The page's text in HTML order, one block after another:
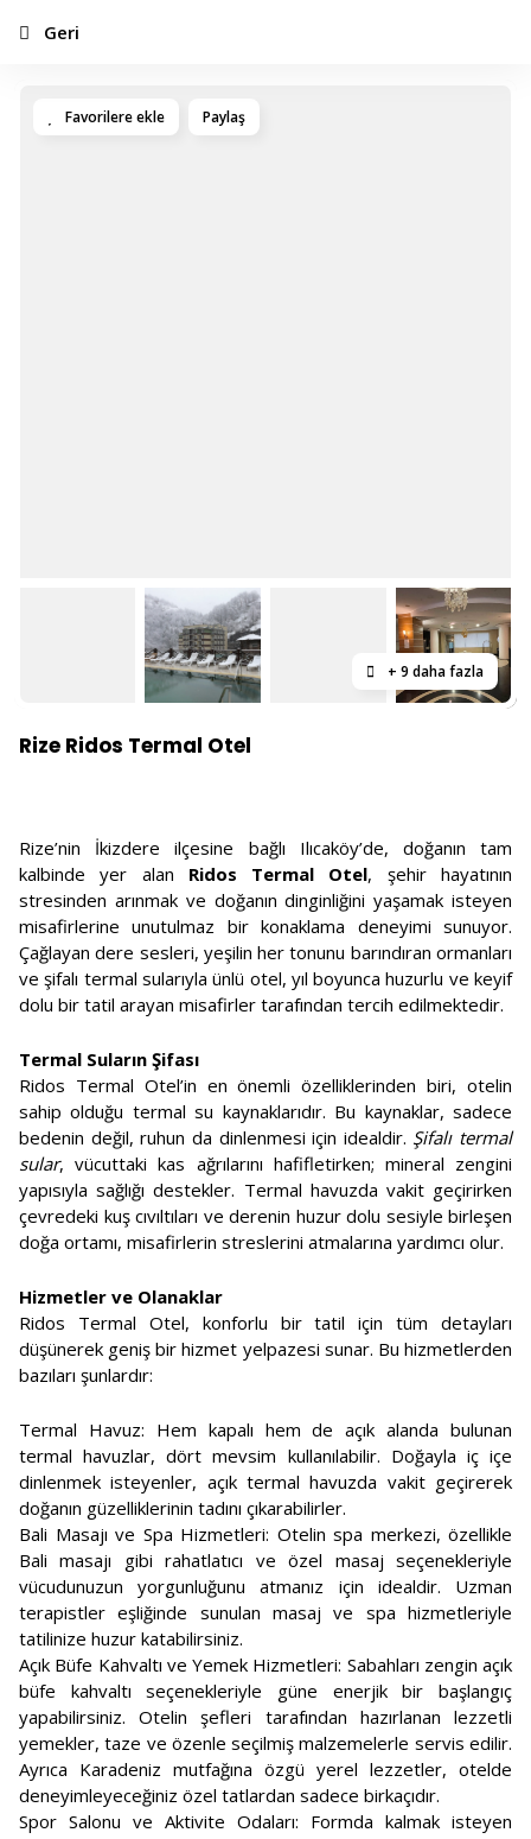
Favorilere ekle Paylaş
+ 9 daha fazla
Rize Ridos Termal Otel
Rize’nin İkizdere ilçesine bağlı Ilıcaköy’de, doğanın tam
kalbinde yer alan Ridos Termal Otel, şehir hayatının
stresinden arınmak ve doğanın dinginliğini yaşamak isteyen
misafirlerine unutulmaz bir konaklama deneyimi sunuyor.
Çağlayan dere sesleri, yeşilin her tonunu barındıran ormanları
ve şifalı termal sularıyla ünlü otel, yıl boyunca huzurlu ve keyif
dolu bir tatil arayan misafirler tarafından tercih edilmektedir.
Termal Suların Şifası
Ridos Termal Otel’in en önemli özelliklerinden biri, otelin
sahip olduğu termal su kaynaklarıdır. Bu kaynaklar, sadece
bedenin değil, ruhun da dinlenmesi için idealdir. Şifalı termal
sular, vücuttaki kas ağrılarını hafifletirken; mineral zengini
yapısıyla sağlığı destekler. Termal havuzda vakit geçirirken
çevredeki kuş cıvıltıları ve derenin huzur dolu sesiyle birleşen
doğa ortamı, misafirlerin streslerini atmalarına yardımcı olur.
Hizmetler ve Olanaklar
Ridos Termal Otel, konforlu bir tatil için tüm detayları
düşünerek geniş bir hizmet yelpazesi sunar. Bu hizmetlerden
bazıları şunlardır:
Termal Havuz: Hem kapalı hem de açık alanda bulunan
termal havuzlar, dört mevsim kullanılabilir. Doğayla iç içe
dinlenmek isteyenler, açık termal havuzda vakit geçirerek
doğanın güzelliklerinin tadını çıkarabilirler.
Bali Masajı ve Spa Hizmetleri: Otelin spa merkezi, özellikle
Bali masajı gibi rahatlatıcı ve özel masaj seçenekleriyle
vücudunuzun yorgunluğunu atmanız için idealdir. Uzman
terapistler eşliğinde sunulan masaj ve spa hizmetleriyle
tatilinize huzur katabilirsiniz.
Açık Büfe Kahvaltı ve Yemek Hizmetleri: Sabahları zengin açık
büfe kahvaltı seçenekleriyle güne enerjik bir başlangıç
yapabilirsiniz. Otelin şefleri tarafından hazırlanan lezzetli
yemekler, taze ve özenle seçilmiş malzemelerle servis edilir.
Ayrıca Karadeniz mutfağına özgü yerel lezzetler, otelde
deneyimleyeceğiniz özel tatlardan sadece birkaçıdır.
Spor Salonu ve Aktivite Odaları: Formda kalmak isteyen
Geri